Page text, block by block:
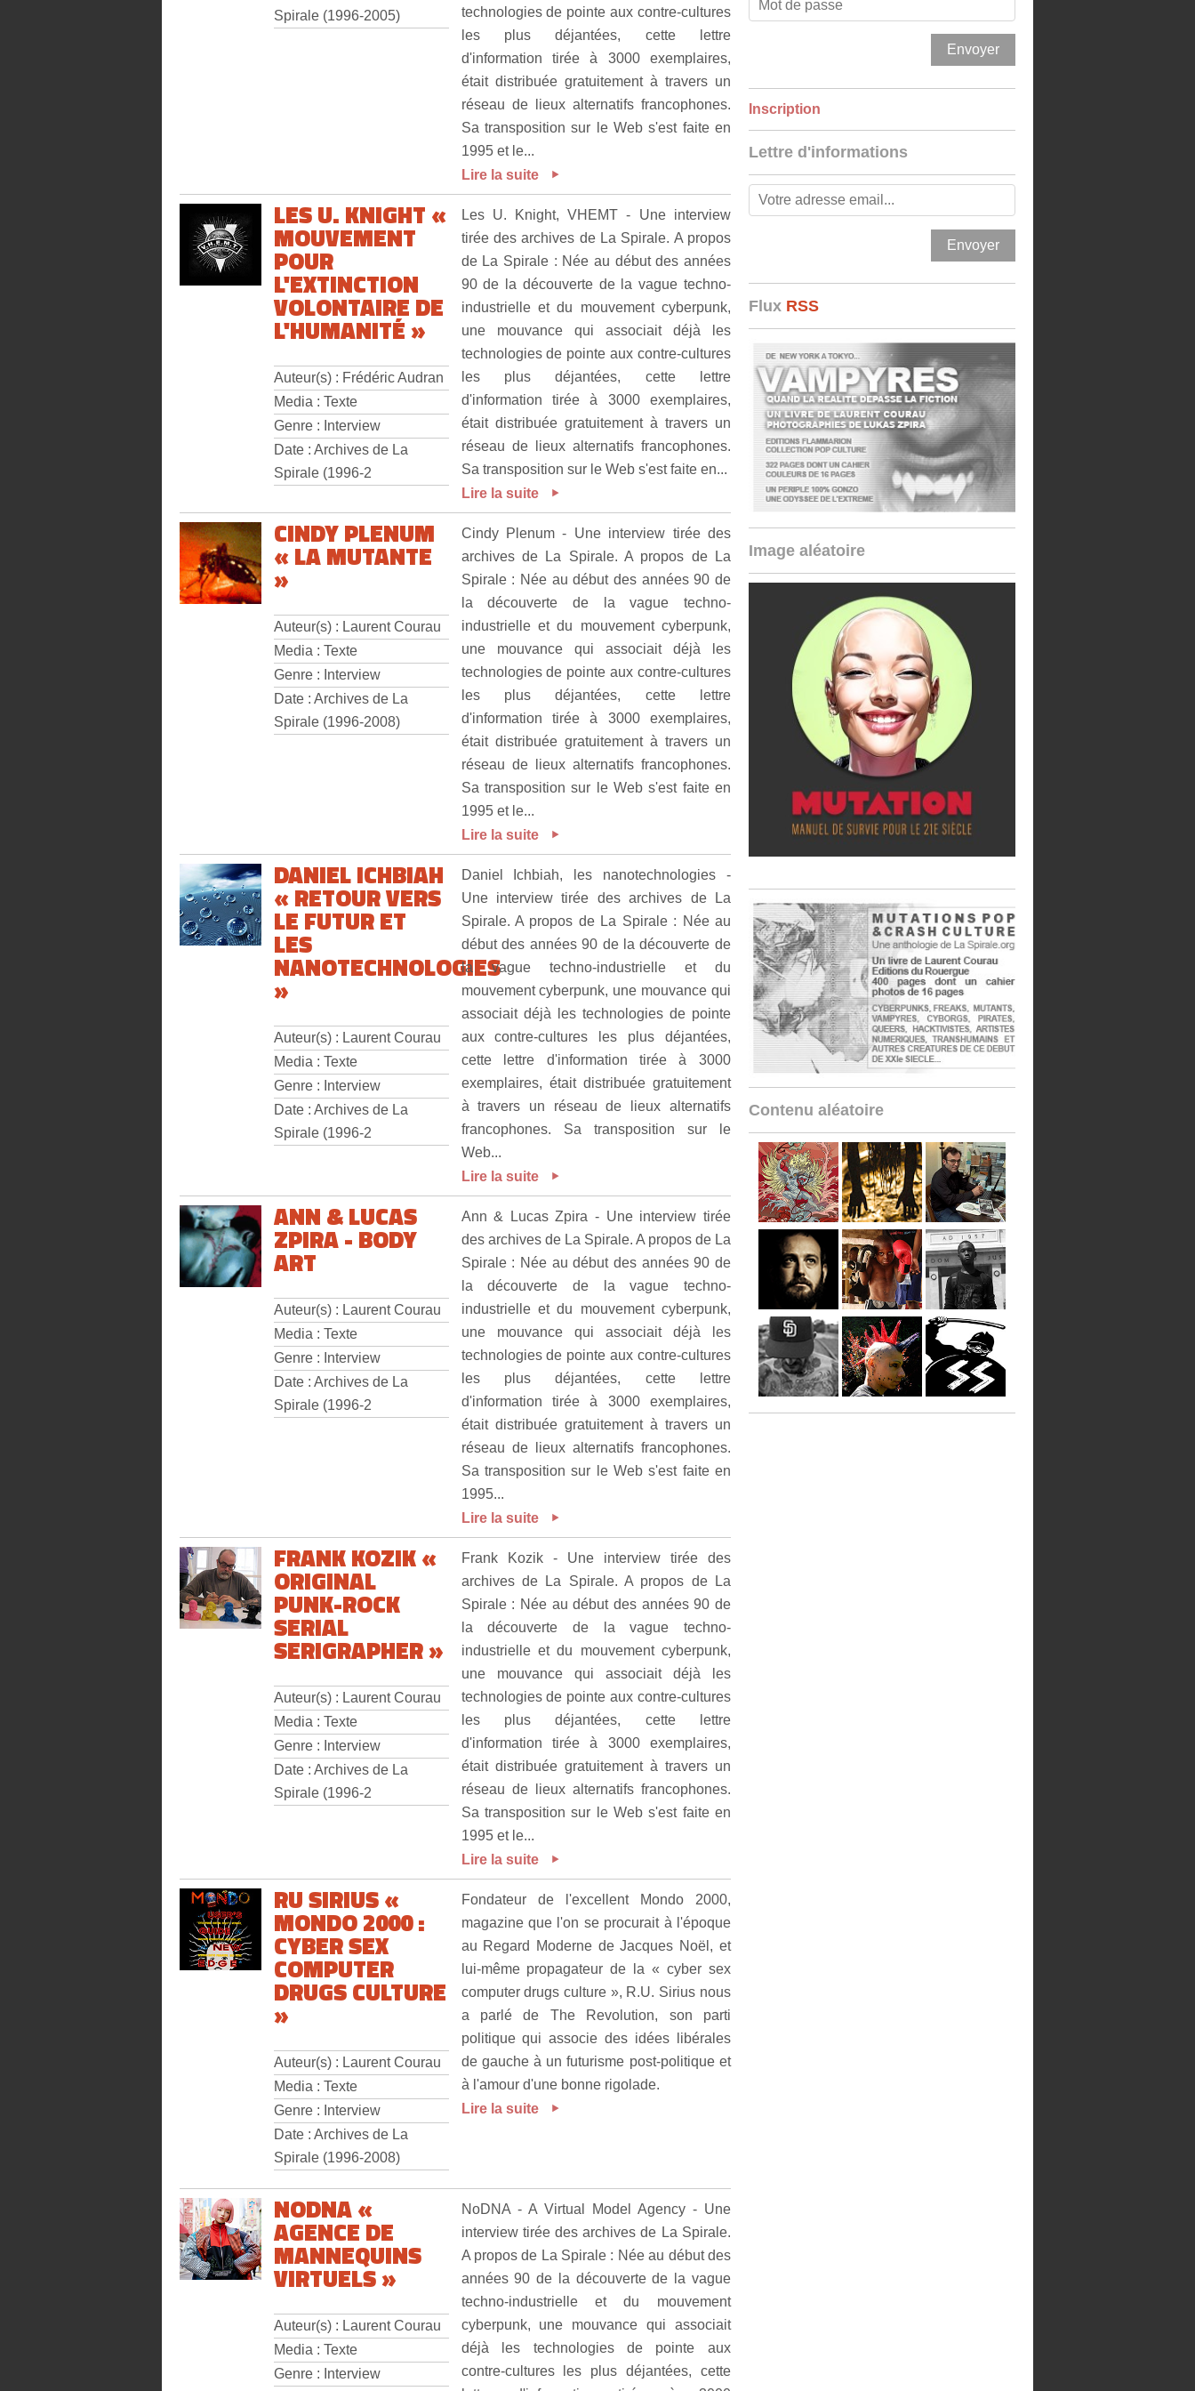
Spirale (1996-2005)
technologies de pointe aux contre-cultures
les plus déjantées, cette lettre
d'information tirée à 3000 exemplaires,
était distribuée gratuitement à travers un
réseau de lieux alternatifs francophones.
Sa transposition sur le Web s'est faite en
1995 et le...
Lire la suite
LES U. KNIGHT «
MOUVEMENT
POUR
L'EXTINCTION
VOLONTAIRE DE
L'HUMANITÉ »
Auteur(s) : Frédéric Audran
Media : Texte
Genre : Interview
Date : Archives de La
Spirale (1996-2
Les U. Knight, VHEMT - Une interview
tirée des archives de La Spirale. A propos
de La Spirale : Née au début des années
90 de la découverte de la vague techno-
industrielle et du mouvement cyberpunk,
une mouvance qui associait déjà les
technologies de pointe aux contre-cultures
les plus déjantées, cette lettre
d'information tirée à 3000 exemplaires,
était distribuée gratuitement à travers un
réseau de lieux alternatifs francophones.
Sa transposition sur le Web s'est faite en...
Lire la suite
CINDY PLENUM
« LA MUTANTE
»
Auteur(s) : Laurent Courau
Media : Texte
Genre : Interview
Date : Archives de La
Spirale (1996-2008)
Cindy Plenum - Une interview tirée des
archives de La Spirale. A propos de La
Spirale : Née au début des années 90 de
la découverte de la vague techno-
industrielle et du mouvement cyberpunk,
une mouvance qui associait déjà les
technologies de pointe aux contre-cultures
les plus déjantées, cette lettre
d'information tirée à 3000 exemplaires,
était distribuée gratuitement à travers un
réseau de lieux alternatifs francophones.
Sa transposition sur le Web s'est faite en
1995 et le...
Lire la suite
DANIEL ICHBIAH
« RETOUR VERS
LE FUTUR ET
LES
NANOTECHNOLOGIES
»
Auteur(s) : Laurent Courau
Media : Texte
Genre : Interview
Date : Archives de La
Spirale (1996-2
Daniel Ichbiah, les nanotechnologies -
Une interview tirée des archives de La
Spirale. A propos de La Spirale : Née au
début des années 90 de la découverte de
la vague techno-industrielle et du
mouvement cyberpunk, une mouvance qui
associait déjà les technologies de pointe
aux contre-cultures les plus déjantées,
cette lettre d'information tirée à 3000
exemplaires, était distribuée gratuitement
à travers un réseau de lieux alternatifs
francophones. Sa transposition sur le
Web...
Lire la suite
ANN & LUCAS
ZPIRA - BODY
ART
Auteur(s) : Laurent Courau
Media : Texte
Genre : Interview
Date : Archives de La
Spirale (1996-2
Ann & Lucas Zpira - Une interview tirée
des archives de La Spirale. A propos de La
Spirale : Née au début des années 90 de
la découverte de la vague techno-
industrielle et du mouvement cyberpunk,
une mouvance qui associait déjà les
technologies de pointe aux contre-cultures
les plus déjantées, cette lettre
d'information tirée à 3000 exemplaires,
était distribuée gratuitement à travers un
réseau de lieux alternatifs francophones.
Sa transposition sur le Web s'est faite en
1995...
Lire la suite
FRANK KOZIK «
ORIGINAL
PUNK-ROCK
SERIAL
SERIGRAPHER »
Auteur(s) : Laurent Courau
Media : Texte
Genre : Interview
Date : Archives de La
Spirale (1996-2
Frank Kozik - Une interview tirée des
archives de La Spirale. A propos de La
Spirale : Née au début des années 90 de
la découverte de la vague techno-
industrielle et du mouvement cyberpunk,
une mouvance qui associait déjà les
technologies de pointe aux contre-cultures
les plus déjantées, cette lettre
d'information tirée à 3000 exemplaires,
était distribuée gratuitement à travers un
réseau de lieux alternatifs francophones.
Sa transposition sur le Web s'est faite en
1995 et le...
Lire la suite
RU SIRIUS «
MONDO 2000 :
CYBER SEX
COMPUTER
DRUGS CULTURE
»
Auteur(s) : Laurent Courau
Media : Texte
Genre : Interview
Date : Archives de La
Spirale (1996-2008)
Fondateur de l'excellent Mondo 2000,
magazine que l'on se procurait à l'époque
au Regard Moderne de Jacques Noël, et
lui-même propagateur de la « cyber sex
computer drugs culture », R.U. Sirius nous
a parlé de The Revolution, son parti
politique qui associe des idées libérales
de gauche à un futurisme post-politique et
à l'amour d'une bonne rigolade.
Lire la suite
NODNA «
AGENCE DE
MANNEQUINS
VIRTUELS »
Auteur(s) : Laurent Courau
Media : Texte
Genre : Interview
NoDNA - A Virtual Model Agency - Une
interview tirée des archives de La Spirale.
A propos de La Spirale : Née au début des
années 90 de la découverte de la vague
techno-industrielle et du mouvement
cyberpunk, une mouvance qui associait
déjà les technologies de pointe aux
contre-cultures les plus déjantées, cette
Inscription
Lettre d'informations
Flux RSS
Image aléatoire
Contenu aléatoire